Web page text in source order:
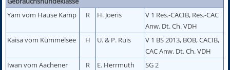
Yam vom Hause Kamp
R H. Joeris
V 1 Res.-CACIB, Res.-CAC
Anw. Dt. Ch. VDH
Kaisa vom Kümmelsee
H U. & P. Ruis
V 1 BS 2013, BOB, CACIB,
CAC Anw. Dt. Ch. VDH
Iwan vom Aachener
R E. Herrmuth SG 2